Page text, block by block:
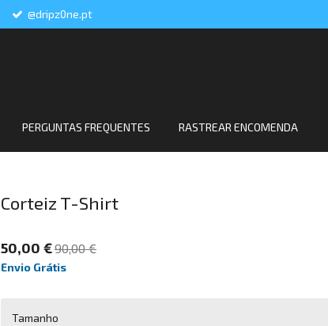
@dripz0ne.pt
PERGUNTAS FREQUENTES RASTREAR ENCOMENDA
Corteiz T-Shirt
50,00 €90,00 €
Envio Grátis
Tamanho